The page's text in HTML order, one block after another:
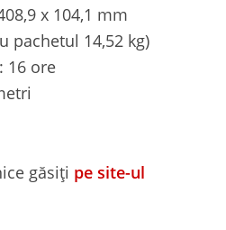
x 104,1 mm
pachetul 14,52 kg)
: 16 ore
găsiți pe site-ul